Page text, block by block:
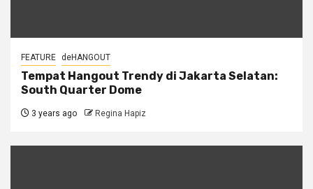
FEATURE deHANGOUT
Tempat Hangout Trendy di Jakarta Selatan:
South Quarter Dome
3 years ago Regina Hapiz